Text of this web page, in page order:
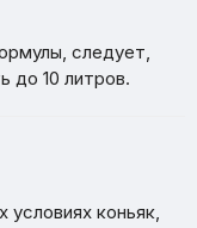
следует,
до 10 литров.
коньяк,